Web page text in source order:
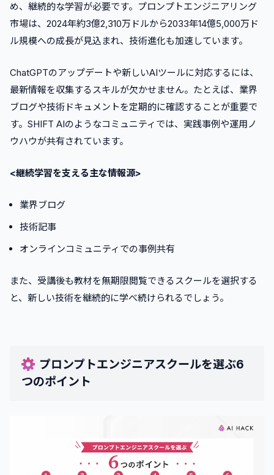
め、継続的な学習が必要です。プロンプトエンジニアリング
市場は、2024年約3億2,310万ドルから2033年14億5,000万ド
ル規模への成長が見込まれ、技術進化も加速しています。
ChatGPTのアップデートや新しいAIツールに対応するには、
最新情報を収集するスキルが欠かせません。たとえば、業界
ブログや技術ドキュメントを定期的に確認することが重要で
す。SHIFT AIのようなコミュニティでは、実践事例や運用ノ
ウハウが共有されています。
<継続学習を支える主な情報源>
業界ブログ
技術記事
オンラインコミュニティでの事例共有
また、受講後も教材を無期限閲覧できるスクールを選択する
と、新しい技術を継続的に学べ続けられるでしょう。
プロンプトエンジニアスクールを選ぶ6
つのポイント